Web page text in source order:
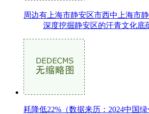
周边有上海市静安区市西中上海市
深度挖掘静安区的汗青文化底
耗降低22%（数据来历：2024中国